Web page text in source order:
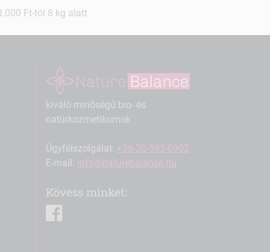
Ft-tól 8 kg alatt
kiváló minőségű bio- és
natúrkozmetikumok
Ügyfélszolgálat: +36-20-593-0902
E-mail: info@naturebalance.hu
Kövess minket: